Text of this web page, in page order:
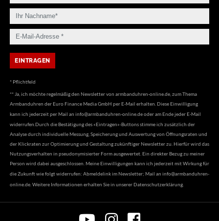
* Pflichtfeld
** Ja, ich möchte regelmäßig den Newsletter von armbanduhren-online.de, zum Thema
Armbanduhren der Euro Finance Media GmbH per E-Mail erhalten. Diese Einwilligung
kann ich jederzeit per Mail an info@armbanduhren-online.deoder am Ende jeder E-Mail
widerrufen.Durch die Bestätigung des «Eintragen»-Buttons stimme ich zusätzlich der
Analyse durch individuelle Messung, Speicherung und Auswertung von Öffnungsraten und
der Klickraten zur Optimierung und Gestaltung zukünftiger Newsletter zu. Hierfür wird das
Nutzungsverhalten in pseudonymisierter Form ausgewertet. Ein direkter Bezug zu meiner
Person wird dabei ausgeschlossen. Meine Einwilligungen kann ich jederzeit mit Wirkung für
die Zukunft wie folgt widerrufen: Abmeldelink im Newsletter; Mail an info@armbanduhren-
online.de . Weitere Informationen erhalten Sie in unserer Datenschutzerklärung